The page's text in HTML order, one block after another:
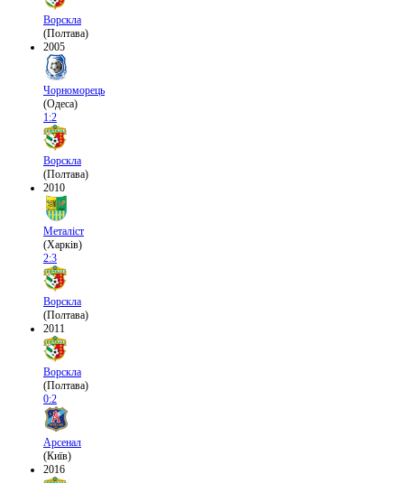
Ворскла
(Полтава)
2005
Чорноморець
(Одеса)
1:2
Ворскла
(Полтава)
2010
Металіст
(Харків)
2:3
Ворскла
(Полтава)
2011
Ворскла
(Полтава)
0:2
Арсенал
(Київ)
2016